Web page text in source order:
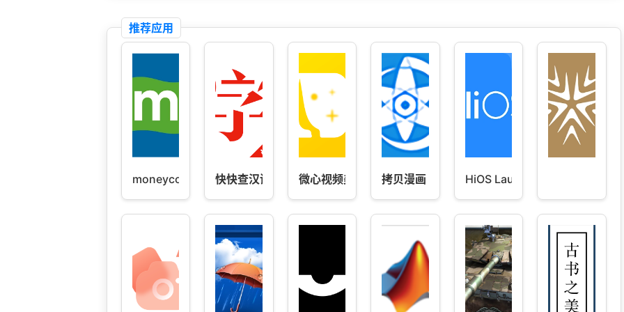
推荐应用
moneycontrol 快快查汉语字典 微心视频美颜 拷贝漫画 苹果版下载正版 2.12
HiOS Launcher